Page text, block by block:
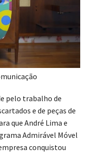
pelo trabalho de
e de peças de
que André Lima e
Admirável Móvel
conquistou